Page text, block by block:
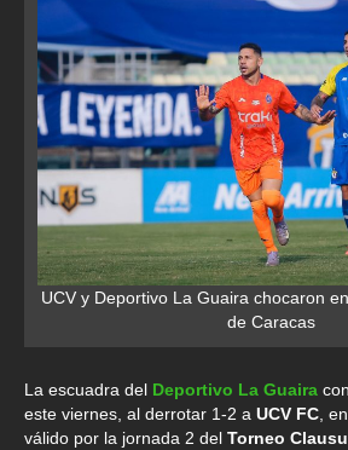
UCV y Deportivo La Guaira chocaron
de Caracas
La escuadra del Deportivo La Guaira
este viernes, al derrotar 1-2 a UCV FC ,
válido por la jornada 2 del Torneo